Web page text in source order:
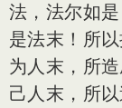
法，法尔如
是法末！所
为人末，所
己人末，所